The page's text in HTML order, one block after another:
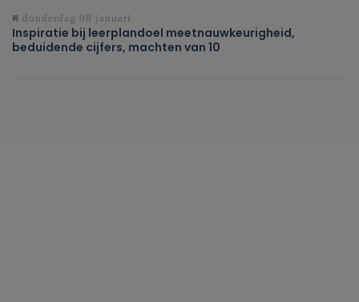
domein STEM
donderdag 08 januari
Inspiratie bij leerplandoel meetnauwkeurigheid,
beduidende cijfers, machten van 10